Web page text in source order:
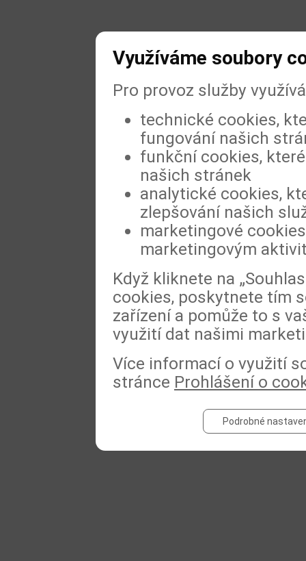
Využíváme soubory
Pro provoz služby
technické cookies,
fungování našich
funkční cookies,
našich stránek
analytické cookies,
zlepšování našich
marketingové
marketingovým
Když kliknete na
cookies, poskytnete tím
zařízení a pomůže to s
využití dat našimi
Více informací o využití
stránce Prohlášení o
Podrobné